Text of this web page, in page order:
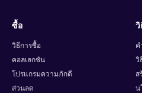
It’s always better with
Keep in mind that with Uber
will get the best service since
ready to be satisfied with
ซื้อ
วิธีการซื้อ
คอลเลกชัน
โปรแกรมความภักดี
ส่วนลด
วิ
ค
วิ
ส
น